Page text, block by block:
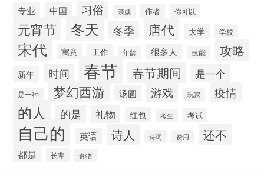
专业 中国 习俗 亲戚 作者 你可以
元宵节 冬天 冬季 唐代 大学 学校
宋代 寓意 工作 年龄 很多人 技能 攻略
新年 时间 春节 春节期间 是一个
是一种 梦幻西游 汤圆 游戏 玩家 疫情
的人 的是 礼物 红包 考生 考试
自己的 英语 诗人 诗词 费用 还不
都是 长辈 食物